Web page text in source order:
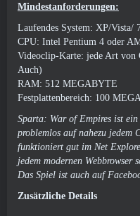
Mindestanforderungen:
Laufendes System: XP/Vista/
CPU: Intel Pentium 4 oder
Videoclip-Karte: jede Art
Auch)
RAM: 512 MEGABYTE
Festplattenbereich: 100
Sparta: War of Empires ist
problemlos auf nahezu jedem
funktioniert gut im Net
jedem modernen Webbrowser
Das Spiel ist auch auf
Zusätzliche Details